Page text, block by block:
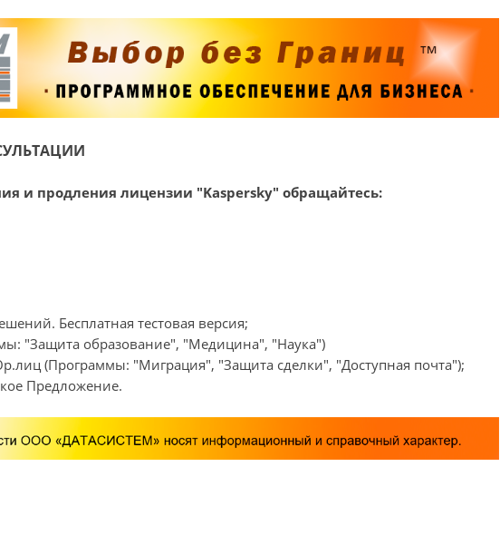
и продления лицензии "Kaspersky" обращайтесь:
Бесплатная тестовая версия;
"Защита образование", "Медицина", "Наука")
(Программы: "Миграция", "Защита сделки", "Доступная почта");
Предложение.